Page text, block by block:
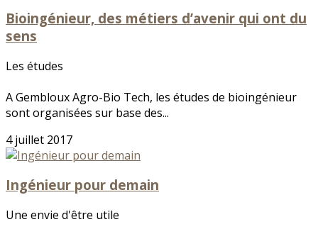
Bioingénieur, des métiers d’avenir qui ont du
sens
Les études
A Gembloux Agro-Bio Tech, les études de bioingénieur
sont organisées sur base des...
4 juillet 2017
Ingénieur pour demain
Une envie d'être utile